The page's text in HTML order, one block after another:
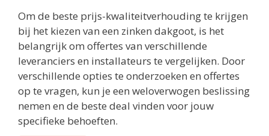
Om de beste prijs-kwaliteitverhouding te krijgen
bij het kiezen van een zinken dakgoot, is het
belangrijk om offertes van verschillende
leveranciers en installateurs te vergelijken. Door
verschillende opties te onderzoeken en offertes
op te vragen, kun je een weloverwogen beslissing
nemen en de beste deal vinden voor jouw
specifieke behoeften.